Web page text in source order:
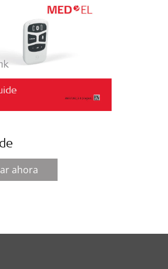
ahora